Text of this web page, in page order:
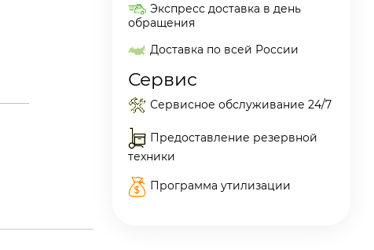
Экспресс доставка в день
обращения
Доставка по всей России
Сервис
Сервисное обслуживание 24/7
Предоставление резервной
техники
Программа утилизации